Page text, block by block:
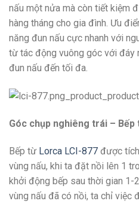
nấu một nửa mà còn tiết kiệm
hàng tháng cho gia đình. Ưu
năng đun nấu cực nhanh với
từ tác động vuông góc với đáy
đun nấu đến tối đa.
Góc chụp nghiêng trái – Bếp
Bếp từ Lorca LCI-877 được
vùng nấu, khi ta đặt nồi lên 1
khởi động bếp sau thời gian
vùng nấu đã có nồi, ta chỉ việc